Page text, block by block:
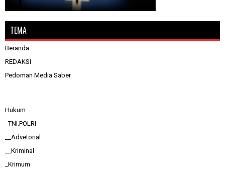
TEMA
Beranda
REDAKSI
Pedoman Media Saber
Hukum
_TNI.POLRI
__Advetorial
__Kriminal
_Krimum